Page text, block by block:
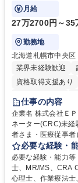
が身につく社会貢献度の
月給
27万2700円～35
勤務地
北海道札幌市中央区
業界未経験歓迎
資格取得支援あり
完全週休2日制
仕事の内容
企業名 株式会社ＥＰＬｉｎｋ 求人名 【札幌・2027
ネーター(CRC)未経験歓迎/医療
者さま・医療従事
の治験業務を底支え
経験から専門性が身につ
者さま・医療従事
アリング・服薬状況
必要な経験・
必要な経験・能力
士、MR/MS、CRA
心理士、作業療法